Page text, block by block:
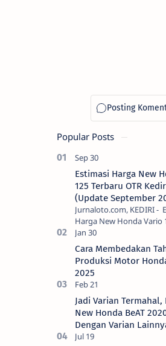
Popular Posts
Estimasi Harga New
125 Terbaru OTR
(Update September
Jurnaloto.com, KEDIRI -
Harga New Honda Vario
OTR Kediri Raya (Update
2024) Brosis sekalian, PT
Motor (AH…
Cara Membedakan
Produksi Motor
2025
Jadi Varian Termahal,
New Honda BeAT
Dengan Varian